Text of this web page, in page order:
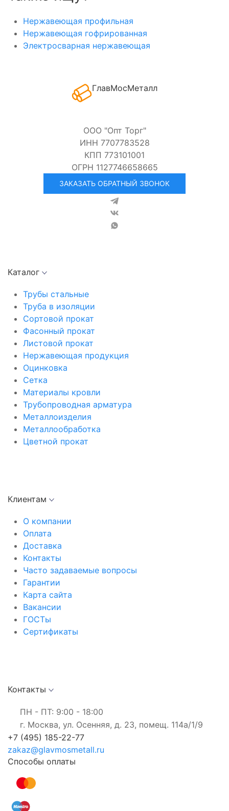
Нержавеющая профильная
Нержавеющая гофрированная
Электросварная нержавеющая
ГлавМосМеталл
ООО "Опт Торг"
ИНН 7707783528
КПП 773101001
ОГРН 1127746658665
ЗАКАЗАТЬ ОБРАТНЫЙ ЗВОНОК
Каталог
Трубы стальные
Труба в изоляции
Сортовой прокат
Фасонный прокат
Листовой прокат
Нержавеющая продукция
Оцинковка
Сетка
Материалы кровли
Трубопроводная арматура
Металлоизделия
Металлообработка
Цветной прокат
Клиентам
О компании
Оплата
Доставка
Контакты
Часто задаваемые вопросы
Гарантии
Карта сайта
Вакансии
ГОСТы
Сертификаты
Контакты
ПН - ПТ: 9:00 - 18:00
г. Москва, ул. Осенняя, д. 23, помещ. 114а/1/9
+7 (495) 185-22-77
zakaz@glavmosmetall.ru
Способы оплаты